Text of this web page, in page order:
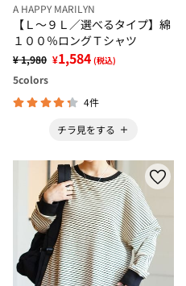
A HAPPY MARILYN
【Ｌ～９Ｌ／選べるタイプ】綿
１００％ロングＴシャツ
¥ 1,980 ¥1,584 (税込)
5colors
4件
チラ見をする